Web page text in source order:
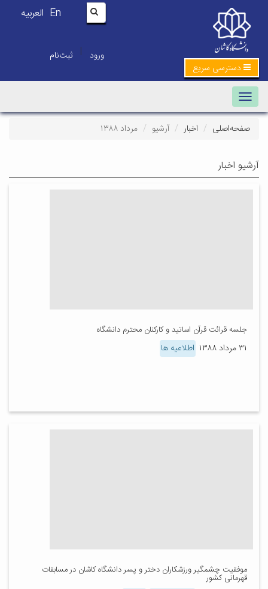
En العربیه
ورود | ثبت‌نام
دسترسی سریع
Toggle navigation
صفحه‌اصلی اخبار آرشیو مرداد ۱۳۸۸
آرشیو اخبار
جلسه قرائت قرآن اساتید و کارکنان محترم دانشگاه
۳۱ مرداد ۱۳۸۸ اطلاعیه ها
موفقیت چشمگیر ورزشکاران دختر و پسر دانشگاه کاشان در مسابقات
قهرمانی کشور